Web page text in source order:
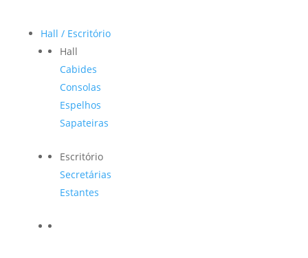
Hall / Escritório
Hall
Cabides
Consolas
Espelhos
Sapateiras
Escritório
Secretárias
Estantes